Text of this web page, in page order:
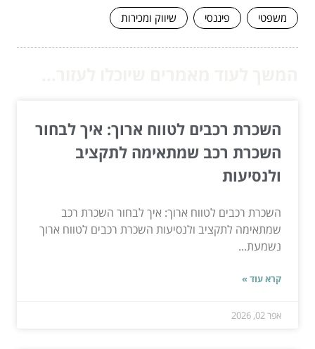
משפטי פיננסי שיווק ומכירות
השכרת רכבים לטווח ארוך: איך לבחור
השכרת רכב שמתאימה לתקציב
ולנסיעות
השכרת רכבים לטווח ארוך: איך לבחור השכרת רכב
שמתאימה לתקציב ולנסיעות השכרת רכבים לטווח ארוך
נשמעת...
קרא עוד »
אפר 02, 2026